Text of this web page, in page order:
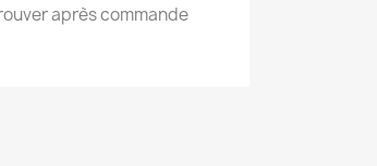
après commande